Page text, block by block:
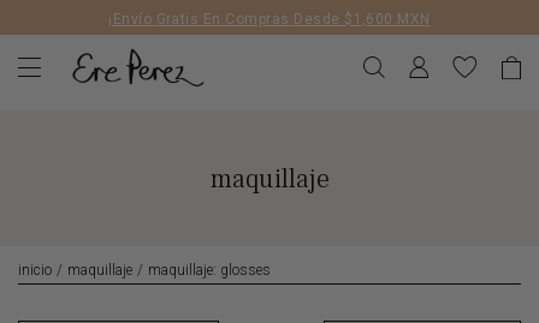
Liquid error (layout/theme line 172): Could not find asset
snippets/geolizr-api.liquid
¡Envío Gratis En Compras Desde $1,600 MXN
maquillaje
inicio / maquillaje / maquillaje: glosses